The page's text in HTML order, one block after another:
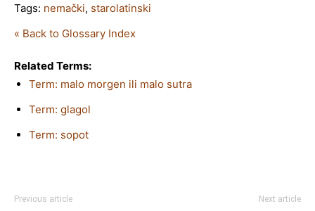
Tags: nemački, starolatinski
« Back to Glossary Index
Related Terms:
Term: malo morgen ili malo sutra
Term: glagol
Term: sopot
Previous article Next article